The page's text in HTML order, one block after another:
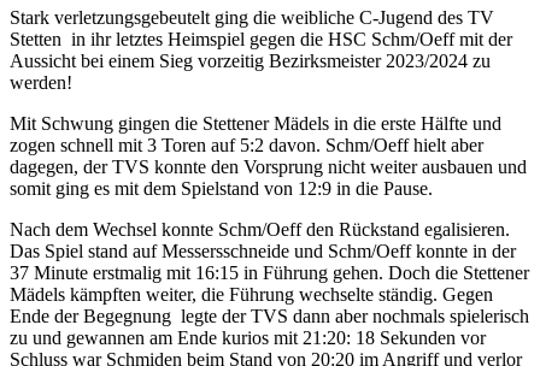
Stark verletzungsgebeutelt ging die weibliche C-Jugend des TV
Stetten in ihr letztes Heimspiel gegen die HSC Schm/Oeff mit der
Aussicht bei einem Sieg vorzeitig Bezirksmeister 2023/2024 zu
werden!
Mit Schwung gingen die Stettener Mädels in die erste Hälfte und
zogen schnell mit 3 Toren auf 5:2 davon. Schm/Oeff hielt aber
dagegen, der TVS konnte den Vorsprung nicht weiter ausbauen und
somit ging es mit dem Spielstand von 12:9 in die Pause.
Nach dem Wechsel konnte Schm/Oeff den Rückstand egalisieren.
Das Spiel stand auf Messersschneide und Schm/Oeff konnte in der
37 Minute erstmalig mit 16:15 in Führung gehen. Doch die Stettener
Mädels kämpften weiter, die Führung wechselte ständig. Gegen
Ende der Begegnung legte der TVS dann aber nochmals spielerisch
zu und gewannen am Ende kurios mit 21:20: 18 Sekunden vor
Schluss war Schmiden beim Stand von 20:20 im Angriff und verlor